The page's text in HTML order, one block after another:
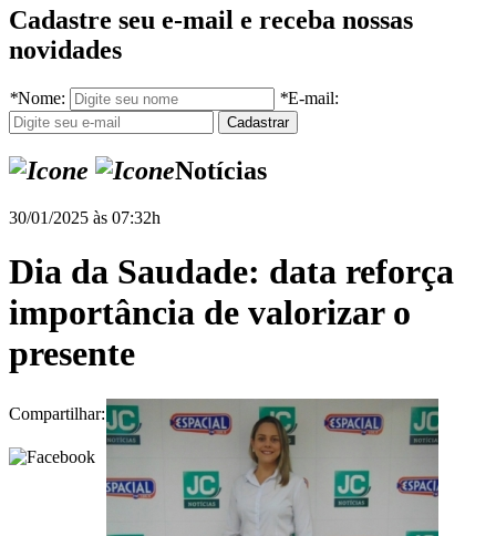
Cadastre seu e-mail e receba nossas
novidades
*Nome: *E-mail:
Notícias
30/01/2025 às 07:32h
Dia da Saudade: data reforça
importância de valorizar o
presente
Compartilhar: